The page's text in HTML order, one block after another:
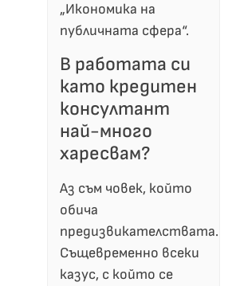
„Икономика на
публичната сфера“.
В работата си
като кредитен
консултант
най-много
харесвам?
Аз съм човек, който
обича
предизвикателствата.
Същевременно всеки
казус, с който се